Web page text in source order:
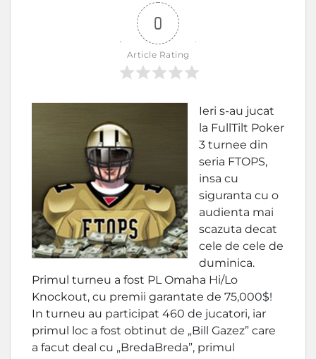
0
Article Rating
Ieri s-au jucat
la FullTilt Poker
3 turnee din
seria FTOPS,
insa cu
siguranta cu o
audienta mai
scazuta decat
cele de cele de
duminica.
Primul turneu a fost PL Omaha Hi/Lo
Knockout, cu premii garantate de 75,000$!
In turneu au participat 460 de jucatori, iar
primul loc a fost obtinut de „Bill Gazez” care
a facut deal cu „BredaBreda”, primul